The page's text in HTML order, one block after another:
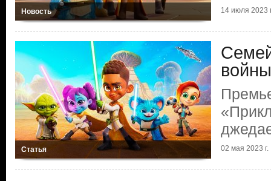
Новость 14 июля 2023
Статья 02 мая 2023 г.